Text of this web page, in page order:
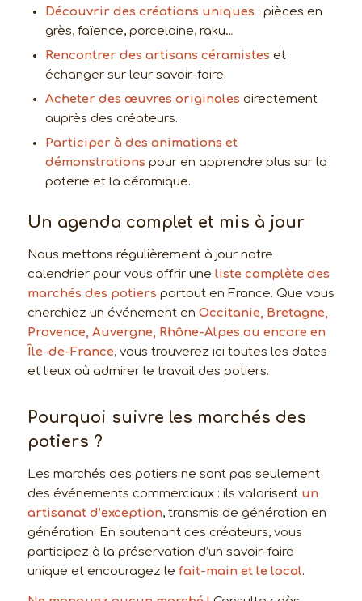
Découvrir des créations uniques : pièces en
grès, faïence, porcelaine, raku…
Rencontrer des artisans céramistes et
échanger sur leur savoir-faire.
Acheter des œuvres originales directement
auprès des créateurs.
Participer à des animations et
démonstrations pour en apprendre plus sur la
poterie et la céramique.
Un agenda complet et mis à jour
Nous mettons régulièrement à jour notre
calendrier pour vous offrir une liste complète des
marchés des potiers partout en France. Que vous
cherchiez un événement en Occitanie, Bretagne,
Provence, Auvergne, Rhône-Alpes ou encore en
Île-de-France, vous trouverez ici toutes les dates
et lieux où admirer le travail des potiers.
Pourquoi suivre les marchés des
potiers ?
Les marchés des potiers ne sont pas seulement
des événements commerciaux : ils valorisent un
artisanat d’exception, transmis de génération en
génération. En soutenant ces créateurs, vous
participez à la préservation d’un savoir-faire
unique et encouragez le fait-main et le local.